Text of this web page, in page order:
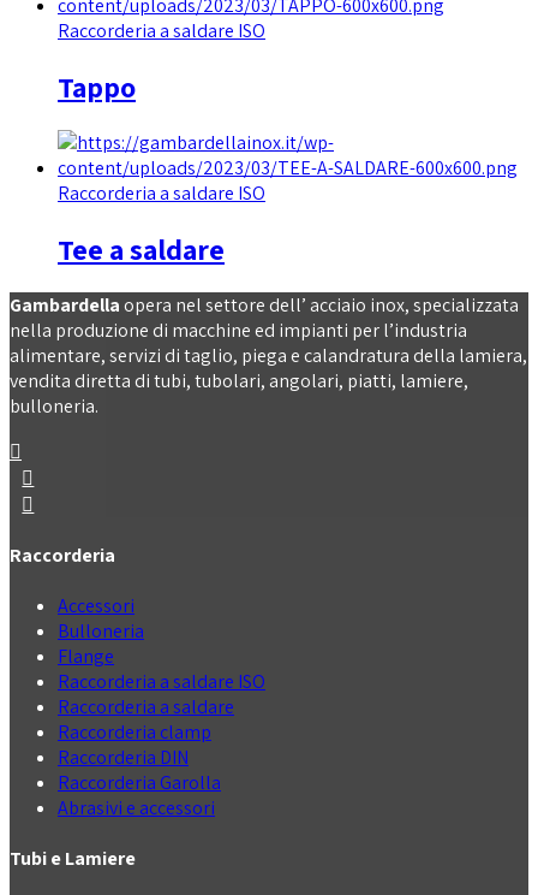
Raccorderia a saldare ISO
Tappo
Raccorderia a saldare ISO
Tee a saldare
Gambardellaopera nel settore dell’ acciaio inox, specializzata
nella produzione di macchine ed impianti per l’industria
alimentare, servizi di taglio, piega e calandratura della lamiera,
vendita diretta di tubi, tubolari, angolari, piatti, lamiere,
bulloneria.
Raccorderia
Accessori
Bulloneria
Flange
Raccorderia a saldare ISO
Raccorderia a saldare
Raccorderia clamp
Raccorderia DIN
Raccorderia Garolla
Abrasivi e accessori
Tubi e Lamiere